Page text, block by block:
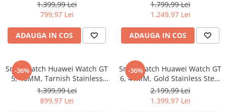
Tigai si Seturi
Unelte si aparate de masura
Uscatoare Rufe
Veioze si Lampi
Vopsele si Pigmenti
Console, Jocuri & Accesorii
Electrocasnice & Climatizare
Fluoroelastomer Strap
1.399,99 Lei
799,97 Lei
ADAUGA IN COS
Leather Strap
1.799,99 Lei
1.249,97 Lei
ADAUGA IN COS
-36%
Smartwatch Huawei Watch GT
5, 46MM, Tarnish Stainless
Steel Case, Blue Woven Strap
1.399,99 Lei
899,97 Lei
-36%
Smartwatch Huawei Watch GT
6, 41MM, Gold Stainless Steel
Case, Gold Milanese Strap
2.199,99 Lei
1.399,97 Lei